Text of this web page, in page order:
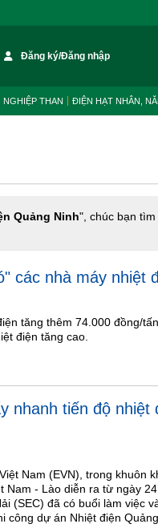
Đăng ký/Đăng nhập
NGHIỆP THAN ĐIỆN HẠT NHÂN,
Quảng Ninh", chúc bạn
các nhà máy nhiệt
tăng thêm 74.000 đồng/
điện tăng cao.
nhanh tiến độ nhiệt
Nam (EVN), trong khuôn
- Lào diễn ra từ ngày
(SEC) đã có buổi làm việc
dự án Nhiệt điện